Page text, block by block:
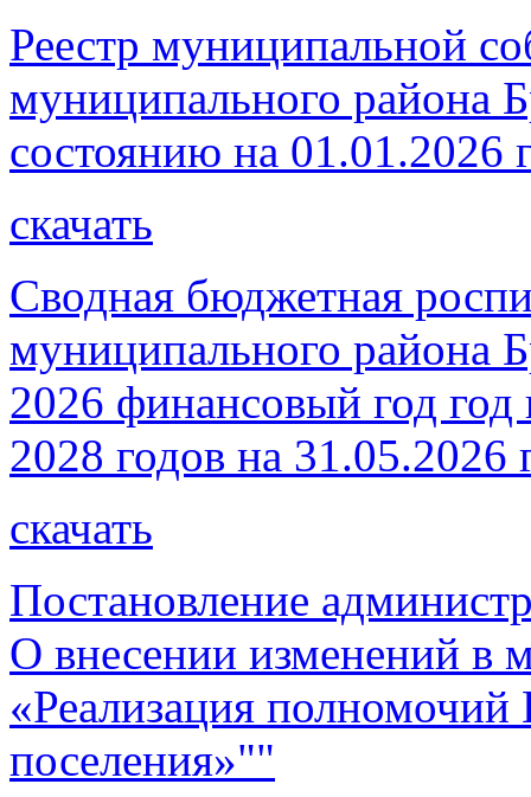
Реестр муниципальной
муниципального района
состоянию на 01.01.2026
скачать
Сводная бюджетная
муниципального района
2026 финансовый год
2028 годов на 31.05.2026
скачать
Постановление
О внесении изменений в
«Реализация полномочий
поселения»""